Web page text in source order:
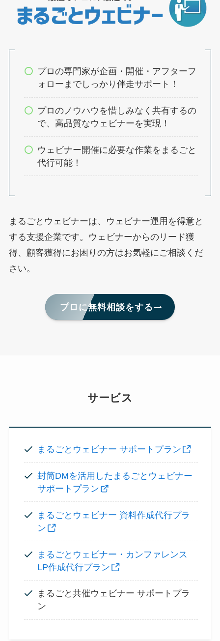
プロの専門家が企画・開催・アフターフ
ォローまでしっかり伴走サポート！
プロのノウハウを惜しみなく共有するの
で、高品質なウェビナーを実現！
ウェビナー開催に必要な作業をまるごと
代行可能！
まるごとウェビナーは、ウェビナー運用を得意と
する支援企業です。ウェビナーからのリード獲
得、顧客獲得にお困りの方はお気軽にご相談くだ
さい。
プロに無料相談をする
サービス
まるごとウェビナー サポートプラン
封筒DMを活用したまるごとウェビナー
サポートプラン
まるごとウェビナー 資料作成代行プラ
ン
まるごとウェビナー・カンファレンス
LP作成代行プラン
まるごと共催ウェビナー サポートプラ
ン